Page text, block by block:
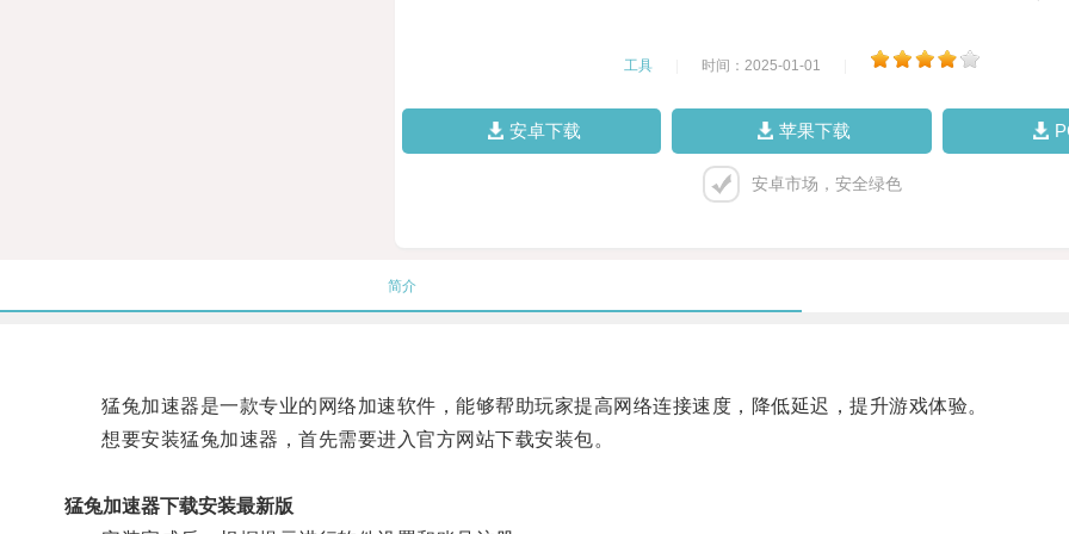
工具 时间：2025-01-01
安卓下载 苹果下载
安卓市场，安全绿色
简介
猛兔加速器是一款专业的网络加速软件，能够帮助玩家提高网络连接速度，降低延迟，提升游戏体验。
想要安装猛兔加速器，首先需要进入官方网站下载安装包。
猛兔加速器下载安装最新版